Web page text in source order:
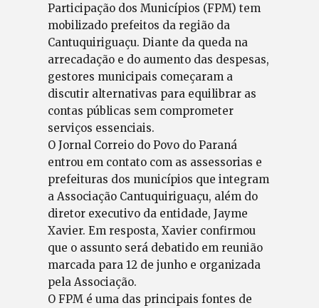
Participação dos Municípios (FPM) tem
mobilizado prefeitos da região da
Cantuquiriguaçu. Diante da queda na
arrecadação e do aumento das despesas,
gestores municipais começaram a
discutir alternativas para equilibrar as
contas públicas sem comprometer
serviços essenciais.
O Jornal Correio do Povo do Paraná
entrou em contato com as assessorias e
prefeituras dos municípios que integram
a Associação Cantuquiriguaçu, além do
diretor executivo da entidade, Jayme
Xavier. Em resposta, Xavier confirmou
que o assunto será debatido em reunião
marcada para 12 de junho e organizada
pela Associação.
O FPM é uma das principais fontes de